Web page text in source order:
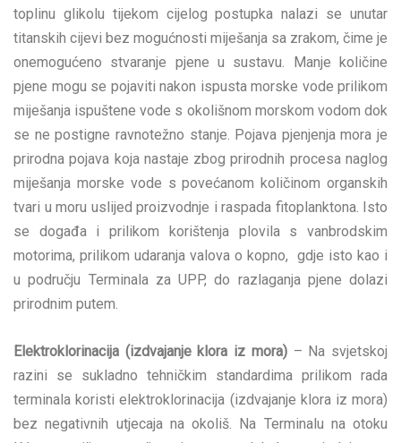
toplinu glikolu tijekom cijelog postupka nalazi se unutar
titanskih cijevi bez mogućnosti miješanja sa zrakom, čime je
onemogućeno stvaranje pjene u sustavu. Manje količine
pjene mogu se pojaviti nakon ispusta morske vode prilikom
miješanja ispuštene vode s okolišnom morskom vodom dok
se ne postigne ravnotežno stanje. Pojava pjenjenja mora je
prirodna pojava koja nastaje zbog prirodnih procesa naglog
miješanja morske vode s povećanom količinom organskih
tvari u moru uslijed proizvodnje i raspada fitoplanktona. Isto
se događa i prilikom korištenja plovila s vanbrodskim
motorima, prilikom udaranja valova o kopno, gdje isto kao i
u području Terminala za UPP, do razlaganja pjene dolazi
prirodnim putem.
Elektroklorinacija (izdvajanje klora iz mora) – Na svjetskoj
razini se sukladno tehničkim standardima prilikom rada
terminala koristi elektroklorinacija (izdvajanje klora iz mora)
bez negativnih utjecaja na okoliš. Na Terminalu na otoku